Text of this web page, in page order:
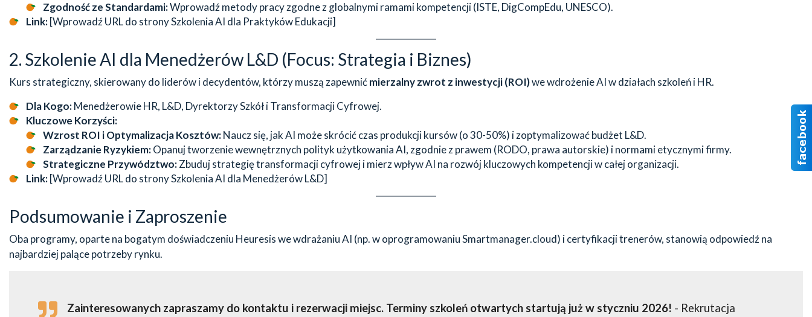
Zgodność ze Standardami:Wprowadź metody pracy zgodne z globalnymi ramami kompetencji (ISTE, DigCompEdu, UNESCO).
Link: [Wprowadź URL do strony Szkolenia AI dla Praktyków Edukacji]
2. Szkolenie AI dla Menedżerów L&D (Focus: Strategia i Biznes)
Kurs strategiczny, skierowany do liderów i decydentów, którzy muszą zapewnićmierzalny zwrot z inwestycji (ROI)we wdrożenie AI w działach szkoleń i HR.
Dla Kogo:Menedżerowie HR, L&D, Dyrektorzy Szkół i Transformacji Cyfrowej.
Kluczowe Korzyści:
Wzrost ROI i Optymalizacja Kosztów:Naucz się, jak AI może skrócić czas produkcji kursów (o 30-50%) i zoptymalizować budżet L&D.
Zarządzanie Ryzykiem:Opanuj tworzenie wewnętrznych polityk użytkowania AI, zgodnie z prawem (RODO, prawa autorskie) i normami etycznymi firmy.
Strategiczne Przywództwo:Zbuduj strategię transformacji cyfrowej i mierz wpływ AI na rozwój kluczowych kompetencji w całej organizacji.
Link: [Wprowadź URL do strony Szkolenia AI dla Menedżerów L&D]
Podsumowanie i Zaproszenie
Oba programy, oparte na bogatym doświadczeniu Heuresis we wdrażaniu AI (np. w oprogramowaniu Smartmanager.cloud) i certyfikacji trenerów, stanowią odpowiedź na
najbardziej palące potrzeby rynku.
Zainteresowanych zapraszamy do kontaktu i rezerwacji miejsc. Terminy szkoleń otwartych startują już w styczniu 2026! - Rekrutacja